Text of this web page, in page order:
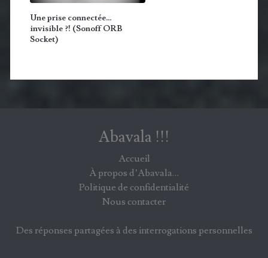
Une prise connectée…
invisible ?! (Sonoff ORB
Socket)
Abavala !!!
Accueil
À propos d’Abavala…
Politique de confidentialité
Nous contacter
Des réponses partagées à des interrogations personnelles